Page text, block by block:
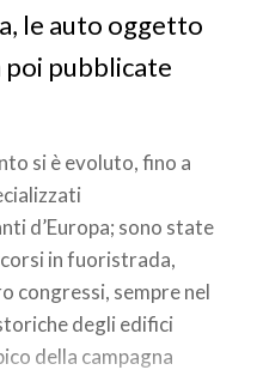
le auto oggetto
pubblicate
si è evoluto, fino a
d’Europa; sono state
in fuoristrada,
congressi, sempre nel
degli edifici
della campagna